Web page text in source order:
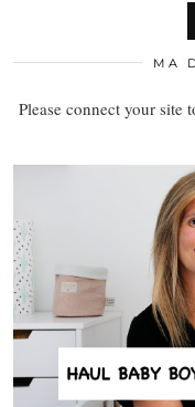
MA
Please connect your site